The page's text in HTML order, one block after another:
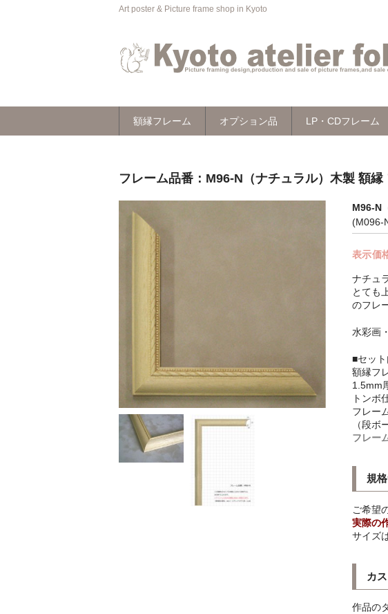
Art poster & Picture frame shop in Kyoto
額縁フレーム オプション品 LP・CDフレーム
フレーム品番：M96-N（ナチュラル）木製 額
M96-N
(M096-
表示価
ナチュ
とても
のフレ
水彩画
■セッ
額縁フ
1.5mm
トンボ
フレー
（段ボ
フレー
規
ご希望
実際の
サイズ
カ
作品の